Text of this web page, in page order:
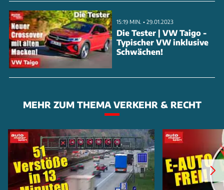
15:19 MIN. • 29.01.2023
Die Tester | VW Taigo -
Typischer VW inklusive
Schwächen!
MEHR ZUM THEMA VERKEHR & RECHT